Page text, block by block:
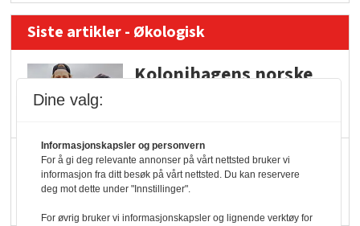
Siste artikler - Økologisk
Kolonihagens norske
Marit Kolby vant
Økologisk Norge sin
hederspris
Dine valg:
Informasjonskapsler og personvern
For å gi deg relevante annonser på vårt nettsted bruker vi
informasjon fra ditt besøk på vårt nettsted. Du kan reservere
deg mot dette under "Innstillinger".
For øvrig bruker vi informasjonskapsler og lignende verktøy for